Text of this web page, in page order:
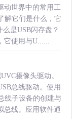
动世界中的常用工
解它们是什么，它
是USB闪存盘？
使用与U......
摄像头驱动。
总线驱动。使用
线子设备的创建与
总线。应用软件通